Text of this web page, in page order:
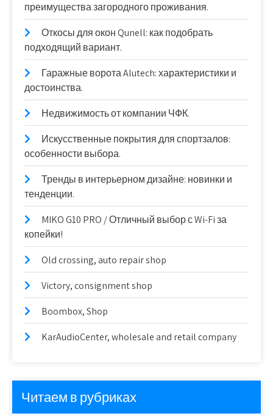
преимущества загородного проживания.
Откосы для окон Qunell: как подобрать
подходящий вариант.
Гаражные ворота Alutech: характеристики и
достоинства.
Недвижимость от компании ЧФК.
Искусственные покрытия для спортзалов:
особенности выбора.
Тренды в интерьерном дизайне: новинки и
тенденции.
MIKO G10 PRO / Отличный выбор с Wi-Fi за
копейки!
Old crossing, auto repair shop
Victory, consignment shop
Boombox, Shop
KarAudioCenter, wholesale and retail company
Читаем в рубриках